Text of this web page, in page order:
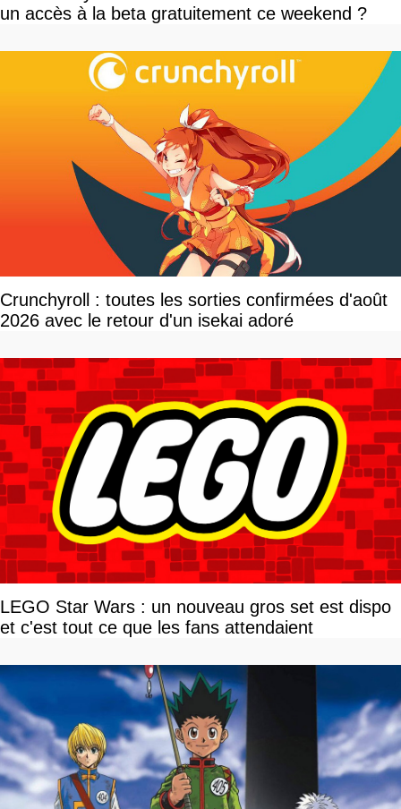
un accès à la beta gratuitement ce weekend ?
Crunchyroll : toutes les sorties confirmées d'août
2026 avec le retour d'un isekai adoré
LEGO Star Wars : un nouveau gros set est dispo
et c'est tout ce que les fans attendaient